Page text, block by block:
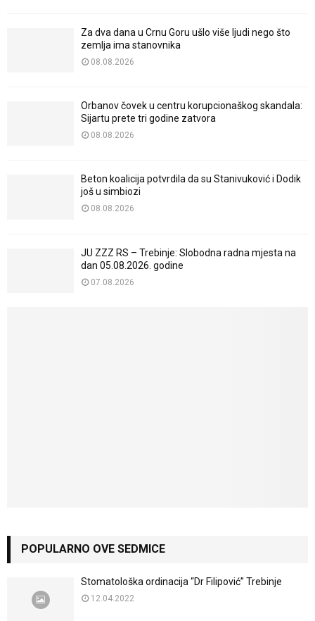
Za dva dana u Crnu Goru ušlo više ljudi nego što
zemlja ima stanovnika
08.08.2026
Orbanov čovek u centru korupcionaškog skandala:
Sijartu prete tri godine zatvora
08.08.2026
Beton koalicija potvrdila da su Stanivuković i Dodik
još u simbiozi
08.08.2026
JU ZZZ RS – Trebinje: Slobodna radna mjesta na
dan 05.08.2026. godine
07.08.2026
POPULARNO OVE SEDMICE
Stomatološka ordinacija “Dr Filipović” Trebinje
12.04.2022